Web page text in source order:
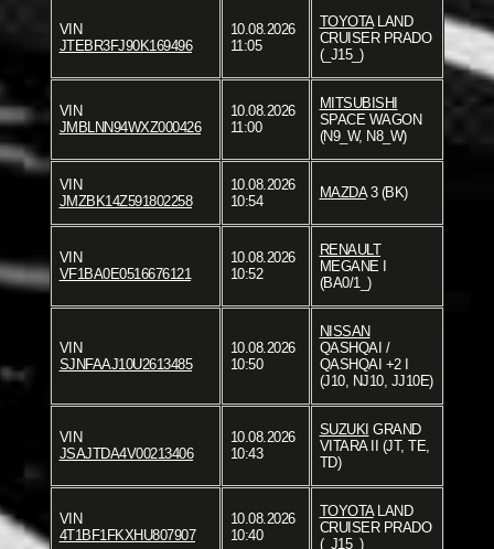
VIN
JTEBR3FJ90K169496
10.08.2026
11:05
TOYOTALAND
CRUISER PRADO
(_J15_)
VIN
JMBLNN94WXZ000426
10.08.2026
11:00
MITSUBISHI
SPACE WAGON
(N9_W, N8_W)
VIN
JMZBK14Z591802258
10.08.2026
10:54
MAZDA3 (BK)
VIN
VF1BA0E0516676121
10.08.2026
10:52
RENAULT
MEGANE I
(BA0/1_)
VIN
SJNFAAJ10U2613485
10.08.2026
10:50
NISSAN
QASHQAI /
QASHQAI +2 I
(J10, NJ10, JJ10E)
VIN
JSAJTDA4V00213406
10.08.2026
10:43
SUZUKI GRAND
VITARA II (JT, TE,
TD)
VIN
4T1BF1FKXHU807907
10.08.2026
10:40
TOYOTALAND
CRUISER PRADO
(_J15_)